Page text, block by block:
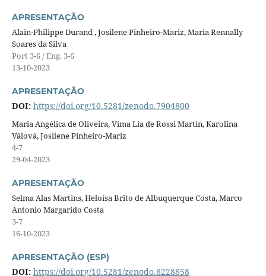
APRESENTAÇÃO
Alain-Philippe Durand , Josilene Pinheiro-Mariz, Maria Rennally
Soares da Silva
Port 3-6 / Eng. 3-6
13-10-2023
APRESENTAÇÃO
DOI: https://doi.org/10.5281/zenodo.7904800
Maria Angélica de Oliveira, Vima Lia de Rossi Martin, Karolina
Válová, Josilene Pinheiro-Mariz
4-7
29-04-2023
APRESENTAÇÃO
Selma Alas Martins, Heloísa Brito de Albuquerque Costa, Marco
Antonio Margarido Costa
3-7
16-10-2023
APRESENTAÇÃO (ESP)
DOI: https://doi.org/10.5281/zenodo.8228858